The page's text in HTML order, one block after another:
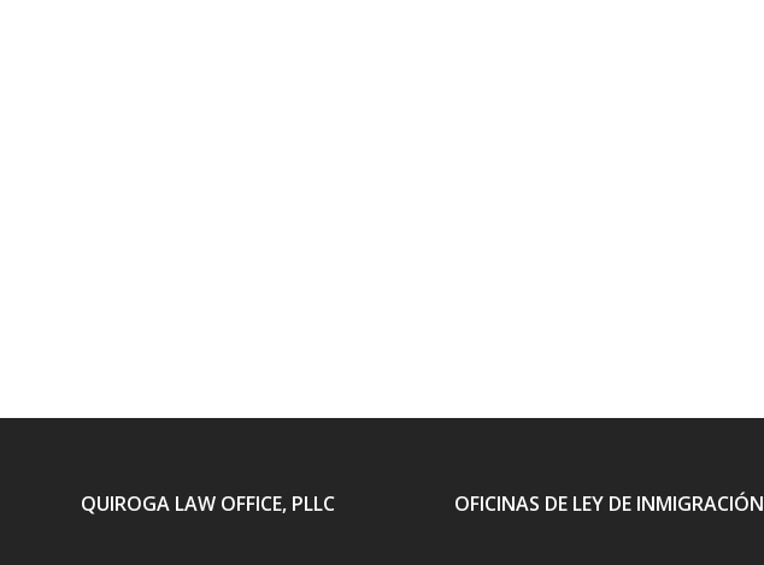
QUIROGA LAW OFFICE, PLLC OFICINAS DE LEY DE INMIGRACIÓN